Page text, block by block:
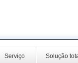
Serviço Solução